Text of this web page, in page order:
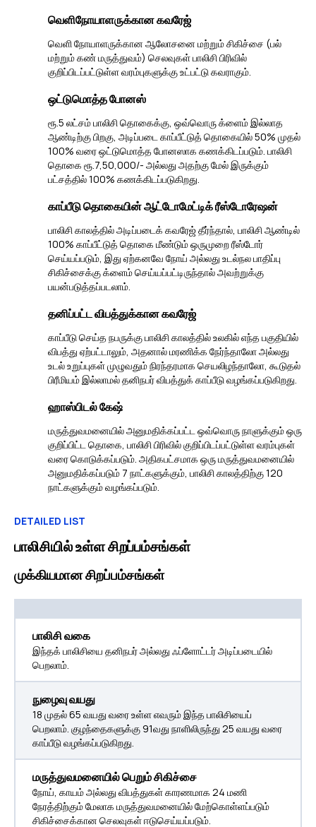
வெளிநோயாளருக்கான கவரேஜ்
வெளி நோயாளருக்கான ஆலோசனை மற்றும் சிகிச்சை (பல்
மற்றும் கண் மருத்துவம்) செலவுகள் பாலிசி பிரிவில்
குறிப்பிடப்பட்டுள்ள வரம்புகளுக்கு உட்பட்டு கவராகும்.
ஒட்டுமொத்த போனஸ்
ரூ.5 லட்சம் பாலிசி தொகைக்கு, ஒவ்வொரு க்ளைம் இல்லாத
ஆண்டிற்கு பிறகு, அடிப்படை காப்பீட்டுத் தொகையில் 50% முதல்
100% வரை ஒட்டுமொத்த போனஸாக கணக்கிடப்படும். பாலிசி
தொகை ரூ.7,50,000/- அல்லது அதற்கு மேல் இருக்கும்
பட்சத்தில் 100% கணக்கிடப்படுகிறது.
காப்பீடு தொகையின் ஆட்டோமேட்டிக் ரீஸ்டோரேஷன்
பாலிசி காலத்தில் அடிப்படைக் கவரேஜ் தீர்ந்தால், பாலிசி ஆண்டில்
100% காப்பீட்டுத் தொகை மீண்டும் ஒருமுறை ரீஸ்டோர்
செய்யப்படும், இது ஏற்கனவே நோய் அல்லது உடல்நல பாதிப்பு
சிகிச்சைக்கு க்ளைம் செய்யப்பட்டிருந்தால் அவற்றுக்கு
பயன்படுத்தப்படலாம்.
தனிப்பட்ட விபத்துக்கான கவரேஜ்
காப்பீடு செய்த நபருக்கு பாலிசி காலத்தில் உலகில் எந்த பகுதியில்
விபத்து ஏற்பட்டாலும், அதனால் மரணிக்க நேர்ந்தாலோ அல்லது
உடல் உறுப்புகள் முழுவதும் நிரந்தரமாக செயலிழந்தாலோ, கூடுதல்
பிரீமியம் இல்லாமல் தனிநபர் விபத்துக் காப்பீடு வழங்கப்படுகிறது.
ஹாஸ்பிடல் கேஷ்
மருத்துவமனையில் அனுமதிக்கப்பட்ட ஒவ்வொரு நாளுக்கும் ஒரு
குறிப்பிட்ட தொகை, பாலிசி பிரிவில் குறிப்பிடப்பட்டுள்ள வரம்புகள்
வரை கொடுக்கப்படும். அதிகபட்சமாக ஒரு மருத்துவமனையில்
அனுமதிக்கப்படும் 7 நாட்களுக்கும், பாலிசி காலத்திற்கு 120
நாட்களுக்கும் வழங்கப்படும்.
DETAILED LIST
பாலிசியில் உள்ள சிறப்பம்சங்கள்
முக்கியமான சிறப்பம்சங்கள்
பாலிசி வகை
இந்தக் பாலிசியை தனிநபர் அல்லது ஃப்ளோட்டர் அடிப்படையில்
பெறலாம்.
நுழைவு வயது
18 முதல் 65 வயது வரை உள்ள எவரும் இந்த பாலிசியைப்
பெறலாம். குழந்தைகளுக்கு 91வது நாளிலிருந்து 25 வயது வரை
காப்பீடு வழங்கப்படுகிறது.
மருத்துவமனையில் பெறும் சிகிச்சை
நோய், காயம் அல்லது விபத்துகள் காரணமாக 24 மணி
நேரத்திற்கும் மேலாக மருத்துவமனையில் மேற்கொள்ளப்படும்
சிகிச்சைக்கான செலவுகள் ஈடுசெய்யப்படும்.